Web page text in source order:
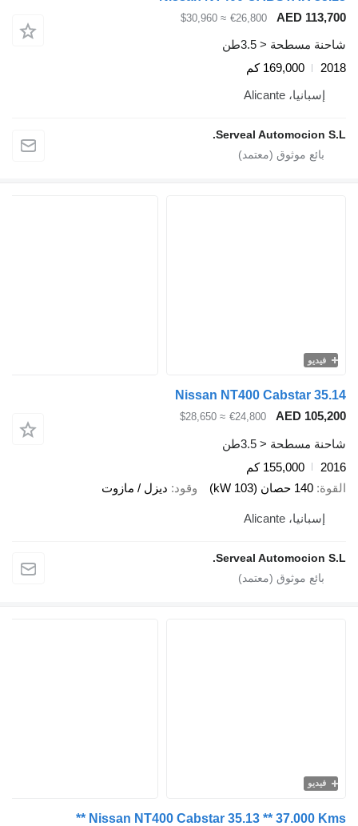
AED
€26,800
≈ $30,960
مسطحة < 3.5طن
169,000 كم
إسبانيا، Alicante
Serveal Automocion
فيديو
Nissan NT400 Cabstar
AED
€24,800
≈ $28,650
مسطحة < 3.5طن
155,000 كم
140 حصان (103 kW) وقود ديزل / مازوت
إسبانيا، Alicante
Serveal Automocion
فيديو
Nissan NT400 Cabstar 35.13 ** 37.000